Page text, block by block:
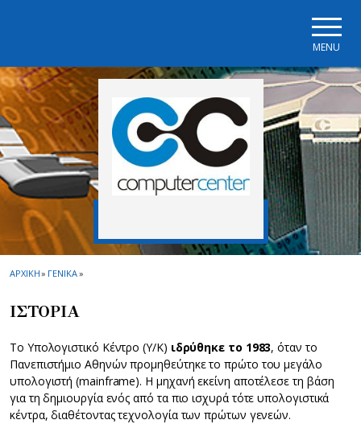
MENU
ΑΡΧΙΚΗ» ΓΕΝΙΚΑ»
ΙΣΤΟΡΙΑ
Το Υπολογιστικό Κέντρο (Υ/Κ) ιδρύθηκε το 1983, όταν το
Πανεπιστήμιο Αθηνών προμηθεύτηκε το πρώτο του μεγάλο
υπολογιστή (mainframe). Η μηχανή εκείνη αποτέλεσε τη βάση
για τη δημιουργία ενός από τα πιο ισχυρά τότε υπολογιστικά
κέντρα, διαθέτοντας τεχνολογία των πρώτων γενεών.